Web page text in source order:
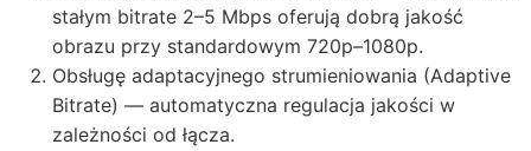
stałym bitrate 2–5 Mbps oferują dobrą jakość
obrazu przy standardowym 720p–1080p.
Obsługę adaptacyjnego strumieniowania (Adaptive
Bitrate) — automatyczna regulacja jakości w
zależności od łącza.